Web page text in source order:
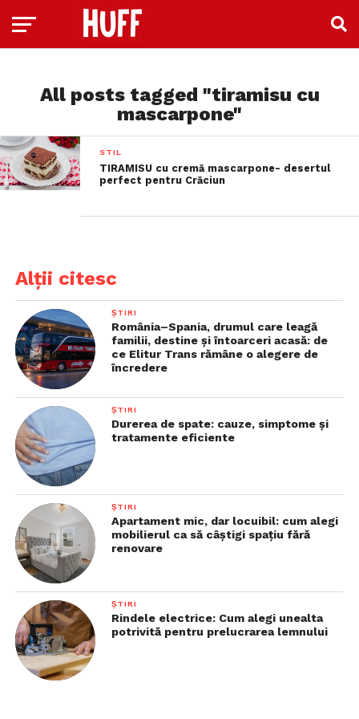
All posts tagged "tiramisu cu
mascarpone"
STIL
TIRAMISU cu cremă mascarpone- desertul
perfect pentru Crăciun
Alții citesc
ȘTIRI
România–Spania, drumul care leagă
familii, destine și întoarceri acasă: de
ce Elitur Trans rămâne o alegere de
încredere
ȘTIRI
Durerea de spate: cauze, simptome și
tratamente eficiente
ȘTIRI
Apartament mic, dar locuibil: cum alegi
mobilierul ca să câștigi spațiu fără
renovare
ȘTIRI
Rindele electrice: Cum alegi unealta
potrivită pentru prelucrarea lemnului